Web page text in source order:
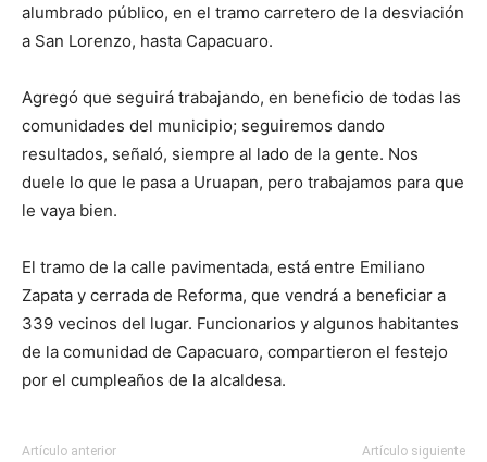
alumbrado público, en el tramo carretero de la desviación
a San Lorenzo, hasta Capacuaro.
Agregó que seguirá trabajando, en beneficio de todas las
comunidades del municipio; seguiremos dando
resultados, señaló, siempre al lado de la gente. Nos
duele lo que le pasa a Uruapan, pero trabajamos para que
le vaya bien.
El tramo de la calle pavimentada, está entre Emiliano
Zapata y cerrada de Reforma, que vendrá a beneficiar a
339 vecinos del lugar. Funcionarios y algunos habitantes
de la comunidad de Capacuaro, compartieron el festejo
por el cumpleaños de la alcaldesa.
Artículo anterior Artículo siguiente